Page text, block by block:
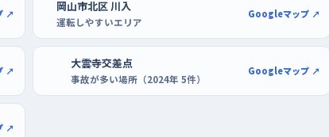
岡山や杜の街グレースで
を外すのが一番だと思う。逆に朝の早い時
る。曜日でいうと平日の半ばはどうしても通
いがちょうどいい。
の駐車場が向いている。区画がはっきりして
↗ 岡山市北区 川入
運転しやすいエリア
Googleマップ ↗
↗ 大雲寺交差点
事故が多い場所（2024年 5件）
Googleマップ ↗
↗